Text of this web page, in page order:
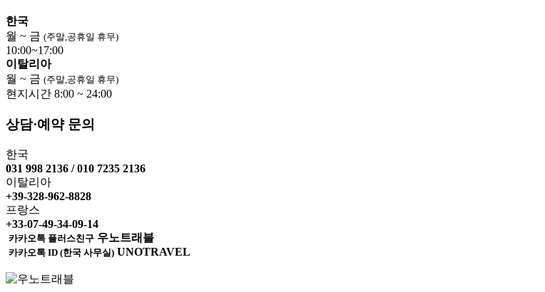
한국
월 ~ 금 (주말,공휴일 휴무)
10:00~17:00
이탈리아
월 ~ 금 (주말,공휴일 휴무)
현지시간 8:00 ~ 24:00
상담·예약 문의
한국
031 998 2136 / 010 7235 2136
이탈리아
+39-328-962-8828
프랑스
+33-07-49-34-09-14
카카오톡 플러스친구 우노트래블
카카오톡 ID (한국 사무실) UNOTRAVEL